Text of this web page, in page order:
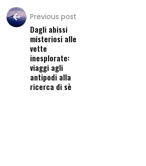
Previous post
Dagli abissi
misteriosi alle
vette
inesplorate:
viaggi agli
antipodi alla
ricerca di sè